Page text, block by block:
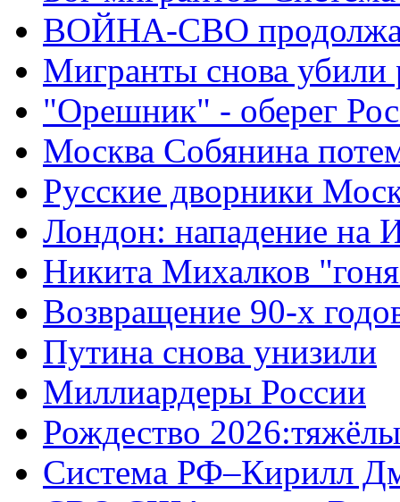
ВОЙНА-СВО
Мигранты снова убили
"Орешник" - оберег
Москва Собянина
Русские дворники
Лондон: нападение на
Никита Михалков
Возвращение 90-х
Путина снова унизили
Миллиардеры России
Рождество
Система РФ–Кирилл